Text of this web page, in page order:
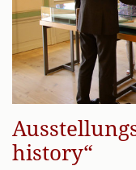
history“